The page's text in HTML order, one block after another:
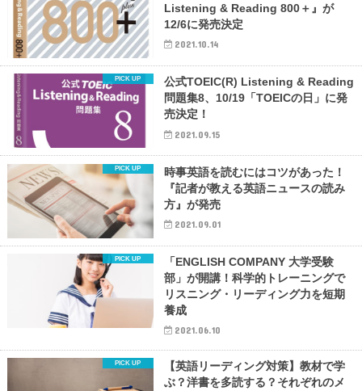
Listening & Reading 800＋』が
12/6に発売決定
2021.10.14
公式TOEIC(R) Listening & Reading
問題集8、10/19「TOEICの日」に発
売決定！
2021.09.15
時事英語を読むにはコツがあった！
『記者が教える英語ニュースの読み
方』が発売
2021.09.01
「ENGLISH COMPANY 大学受験
部」が開講！科学的トレーニングで
リスニング・リーディング力を短期
養成
2021.06.10
【英語リーディング対策】教材で学
ぶ？洋書を多読する？それぞれのメ